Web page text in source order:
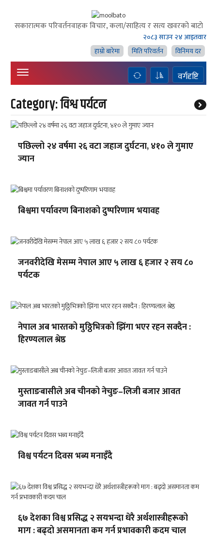
सकारात्मक परिवर्तनवाहक विचार, कला/साहित्य र सत्य खवरको बाटाे
२०८३ साउन २४ आइतवार
हाम्राे बारेमा
मिति परिवर्तन विनिमय दर
वर्गदृष्टि
Category:विश्व पर्यटन
पछिल्लो २४ वर्षमा २६ वटा जहाज दुर्घटना, ४१० ले गुमाए
ज्यान
बिश्वमा पर्यावरण बिनाशको दुष्परिणाम भयावह
जनवरीदेखि मेसम्म नेपाल आए ५ लाख ६ हजार २ सय ८०
पर्यटक
नेपाल अब भारतको मुठ्ठिभित्रको झिंगा भएर रहन सक्दैन :
हिरण्यलाल श्रेष्ठ
मुस्ताङबासीले अब चीनको नेचुङ–लिजी बजार आवत
जावत गर्न पाउने
विश्व पर्यटन दिवस भब्य मनाइँदै
६७ देशका विश्व प्रसिद्ध २ सयभन्दा धेरै अर्थशास्त्रीहरूको
माग : बढ्दो असमानता कम गर्न प्रभावकारी कदम चाल